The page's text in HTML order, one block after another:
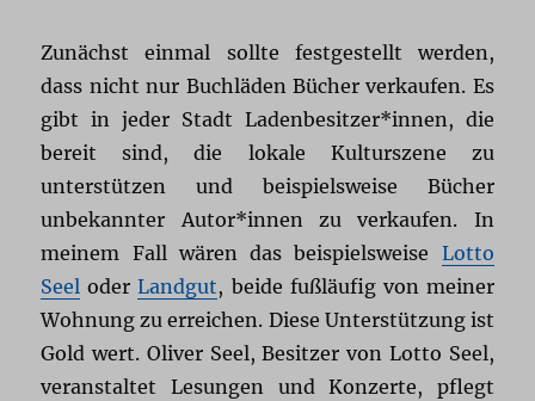
Zunächst einmal sollte festgestellt werden,
dass nicht nur Buchläden Bücher verkaufen. Es
gibt in jeder Stadt Ladenbesitzer*innen, die
bereit sind, die lokale Kulturszene zu
unterstützen und beispielsweise Bücher
unbekannter Autor*innen zu verkaufen. In
meinem Fall wären das beispielsweise Lotto
Seel oderLandgut, beide fußläufig von meiner
Wohnung zu erreichen. Diese Unterstützung ist
Gold wert. Oliver Seel, Besitzer von Lotto Seel,
veranstaltet Lesungen und Konzerte, pflegt